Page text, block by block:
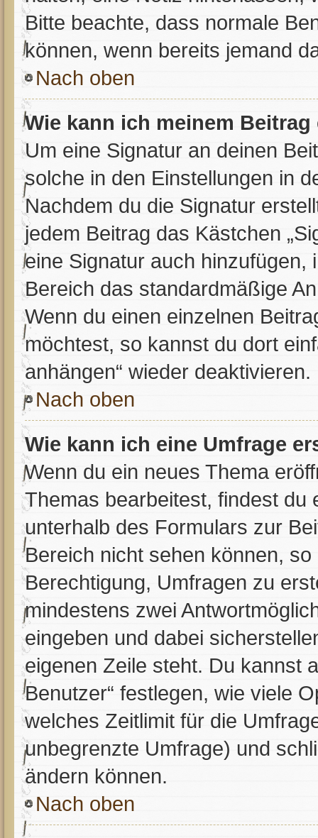
Bitte beachte, dass normale
können, wenn bereits jemand
Nach oben
Wie kann ich meinem
Um eine Signatur an deinen
solche in den Einstellungen in
Nachdem du die Signatur
jedem Beitrag das Kästchen
eine Signatur auch hinzufügen,
Bereich das standardmäßige
Wenn du einen einzelnen
möchtest, so kannst du dort
anhängen“ wieder deaktivieren.
Nach oben
Wie kann ich eine Umfrage
Wenn du ein neues Thema
Themas bearbeitest, findest du
unterhalb des Formulars zur
Bereich nicht sehen können,
Berechtigung, Umfragen zu
mindestens zwei
eingeben und dabei
eigenen Zeile steht. Du kannst
Benutzer“ festlegen, wie viele
welches Zeitlimit für die
unbegrenzte Umfrage) und
ändern können.
Nach oben